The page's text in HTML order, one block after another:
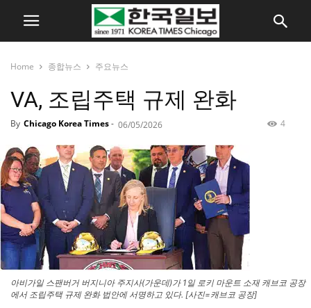
Home 종합뉴스 주요뉴스
VA, 조립주택 규제 완화
By Chicago Korea Times- 06/05/2026 4
아비가일 스팬버거 버지니아 주지사(가운데)가 1일 로키 마운트 소재 캐브코 공장
에서 조립주택 규제 완화 법안에 서명하고 있다. [사진=캐브코 공장]